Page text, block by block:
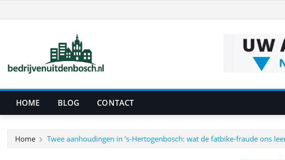
naar
HOME BLOG CONTACT
Home Twee aanhoudingen in ’s‑Hertogenbosch: wat de fatbike‑fraude ons